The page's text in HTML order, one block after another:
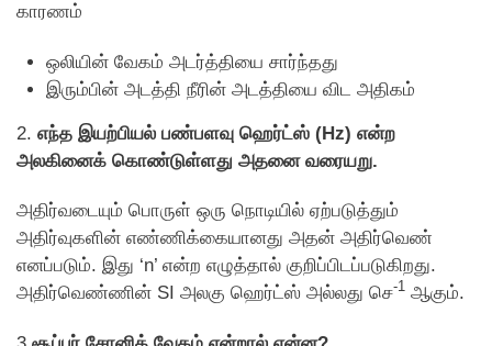
காரணம்
ஒலியின் வேகம் அடர்த்தியை சார்ந்தது
இரும்பின் அடத்தி நீரின் அடத்தியை விட அதிகம்
2. எந்த இயற்பியல் பண்பளவு ஹெர்ட்ஸ் (Hz) என்ற
அலகினைக் கொண்டுள்ளது அதனை வரையறு.
அதிர்வடையும் பொருள் ஒரு நொடியில் ஏற்படுத்தும்
அதிர்வுகளின் எண்ணிக்கையானது அதன் அதிர்வெண்
எனப்படும். இது ‘n’ என்ற எழுத்தால் குறிப்பிடப்படுகிறது.
அதிர்வெண்ணின் SI அலகு ஹெர்ட்ஸ் அல்லது செ-1 ஆகும்.